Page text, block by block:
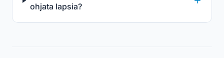
ohjata lapsia?